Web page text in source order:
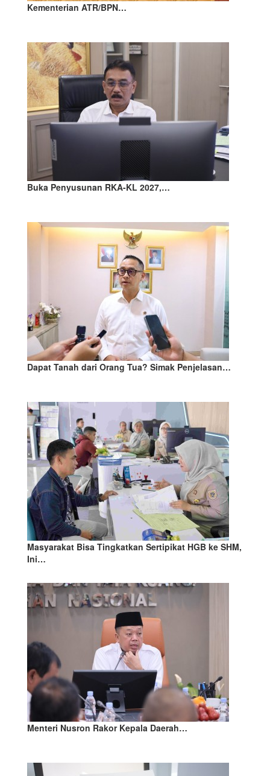
Kementerian ATR/BPN…
Buka Penyusunan RKA-KL 2027,…
Dapat Tanah dari Orang Tua? Simak Penjelasan…
Masyarakat Bisa Tingkatkan Sertipikat HGB ke SHM,
Ini…
Menteri Nusron Rakor Kepala Daerah…